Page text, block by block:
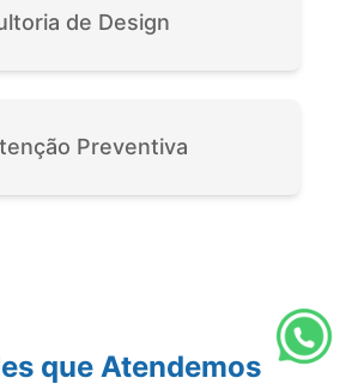
de Design
Preventiva
que Atendemos